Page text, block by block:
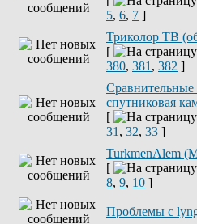
5, 6, 7 ]
Триколор ТВ
[
380, 381 , 382 ]
спутниковая
[
31 , 32, 33 ]
TurkmenAlem
[
8, 9, 10 ]
Проблемы с